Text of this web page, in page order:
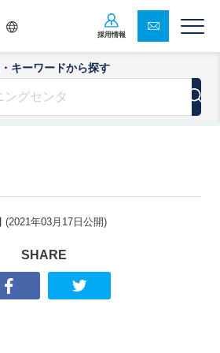
採用情報
キーワードから探す
(2021年03月17日 公開)
SHARE